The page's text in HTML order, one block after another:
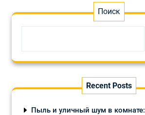
Поиск
Recent Posts
Пыль и уличный шум в комнате: